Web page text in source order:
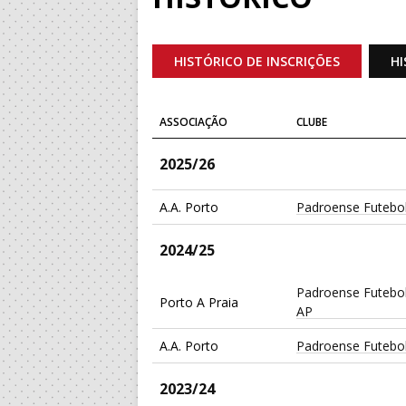
HISTÓRICO DE INSCRIÇÕES
ASSOCIAÇÃO CLUBE
2025/26
A.A. Porto Padroense
2024/25
Porto A Praia
Padroense
AP
A.A. Porto
Padroense
2023/24